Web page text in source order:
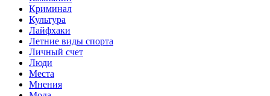
Криминал
Культура
Лайфхаки
Летние виды спорта
Личный счет
Люди
Места
Мнения